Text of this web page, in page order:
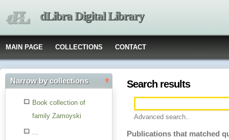
dLibra Digital Library
MAIN PAGE COLLECTIONS CONTACT
Narrow by collections
Book collection of
family Zamoyski
...
Search results
Advanced search..
Publications that matched